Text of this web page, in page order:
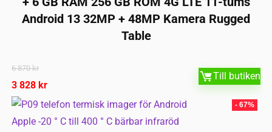
Android 13 32MP + 48MP Kamera Rugged
Table
6 870kr
3 828kr
Till butiken
- 67%